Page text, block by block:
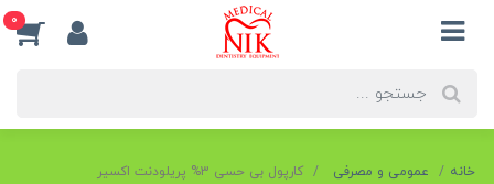
0
خانه عمومی و مصرفی کارپول بی حسی 3% پریلودنت اکسیر